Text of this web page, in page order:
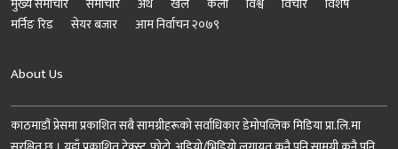
मर्निङ रिड
सेयर बजार आम निर्वाचन २०७९
About Us
काठमाडौं प्रेसमा प्रकाशित सबै सामग्रीहरूको सर्वाधिकार डेमोपव्लिक मिडिया प्रा.लि.मा